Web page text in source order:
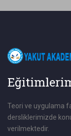
Teori ve uygulama
dersliklerimizde
verilmektedir.